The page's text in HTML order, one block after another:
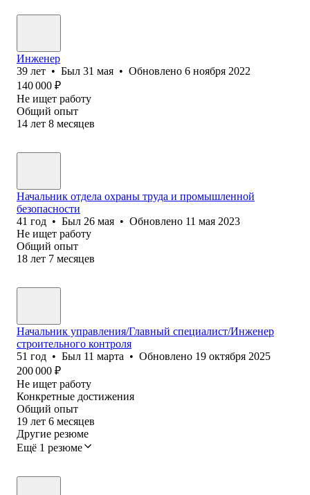
Инженер
39 лет • Был 31 мая • Обновлено 6 ноября 2022
140 000 ₽
Не ищет работу
Общий опыт
14 лет 8 месяцев
Начальник отдела охраны труда и промышленной
безопасности
41 год • Был 26 мая • Обновлено 11 мая 2023
Не ищет работу
Общий опыт
18 лет 7 месяцев
Начальник управления/Главный специалист/Инженер
строительного контроля
51 год • Был 11 марта • Обновлено 19 октября 2025
200 000 ₽
Не ищет работу
Конкретные достижения
Общий опыт
19 лет 6 месяцев
Другие резюме
Ещё 1 резюме